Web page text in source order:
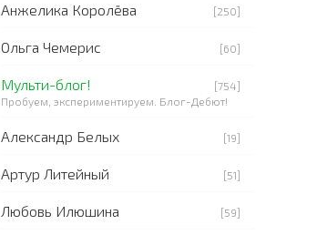
Анжелика Королёва [250]
Ольга Чемерис [60]
Мульти-блог!
[754]
Пробуем, экспериментируем. Блог-Дебют!
Александр Белых [19]
Артур Литейный [51]
Любовь Илюшина [59]